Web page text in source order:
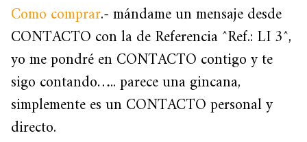
Como comprar.- mándame un mensaje desde
CONTACTO con la de Referencia ^Ref.: LI 3^,
yo me pondré en CONTACTO contigo y te
sigo contando….. parece una gincana,
simplemente es un CONTACTO personal y
directo.